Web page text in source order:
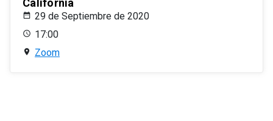
California
29 de Septiembre de 2020
17:00
Zoom